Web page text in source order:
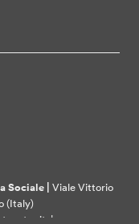
| Viale Vittorio
(Italy)
|